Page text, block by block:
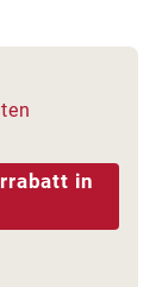
in